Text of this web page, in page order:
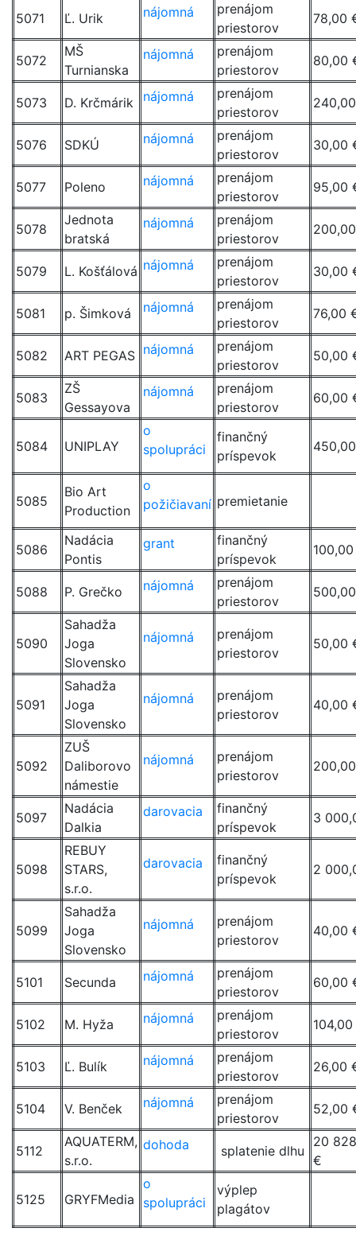
5071 Ľ. Urik nájomná
prenájom
priestorov
78,00
5072
MŠ
Turnianska
nájomná
prenájom
priestorov
80,00
5073 D. Krčmárik nájomná
prenájom
priestorov
5076 SDKÚ nájomná
prenájom
priestorov
30,00
5077 Poleno nájomná
prenájom
priestorov
95,00
5078
Jednota
bratská
nájomná
prenájom
priestorov
5079 L. Košťálová nájomná
prenájom
priestorov
30,00
5081 p. Šimková nájomná
prenájom
priestorov
76,00
5082 ART PEGAS nájomná
prenájom
priestorov
50,00
5083
ZŠ
Gessayova
nájomná
prenájom
priestorov
60,00
5084 UNIPLAY
o
spolupráci
finančný
príspevok
5085
Bio Art
Production
o
požičiavaní premietanie
5086
Nadácia
Pontis
grant
finančný
príspevok
5088 P. Grečko nájomná
prenájom
priestorov
5090
Sahadža
Joga
Slovensko
nájomná
prenájom
priestorov
50,00
5091
Sahadža
Joga
Slovensko
nájomná
prenájom
priestorov
40,00
5092
ZUŠ
Daliborovo
námestie
nájomná
prenájom
priestorov
5097
Nadácia
Dalkia
darovacia
finančný
príspevok
3
5098
REBUY
STARS,
s.r.o.
darovacia
finančný
príspevok
2
5099
Sahadža
Joga
Slovensko
nájomná
prenájom
priestorov
40,00
5101 Secunda nájomná
prenájom
priestorov
60,00
5102 M. Hyža nájomná
prenájom
priestorov
5103 Ľ. Bulík nájomná
prenájom
priestorov
26,00
5104 V. Benček nájomná
prenájom
priestorov
52,00
5112
AQUATERM,
s.r.o.
dohoda splatenie dlhu
20
€
5125 GRYFMedia
o
spolupráci
výplep
plagátov